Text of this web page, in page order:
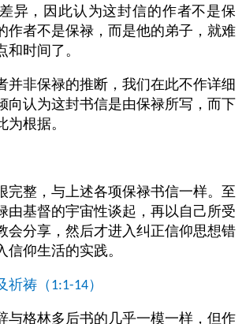
异，因此认为这封信的作者不是保
作者不是保禄，而是他的弟子，就难
和时间了。
并非保禄的推断，我们在此不作详细
向认为这封书信是由保禄所写，而下
根据。
完整，与上述各项保禄书信一样。至
由基督的宇宙性谈起，再以自己所受
会分享，然后才进入纠正信仰思想错
仰生活的实践。
祈祷（ 1:1-14）
与格林多后书的几乎一模一样，但作